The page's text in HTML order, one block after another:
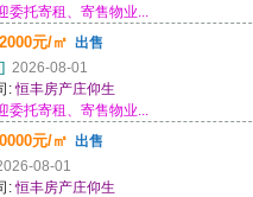
委托寄租、寄售物业...
元/㎡ 出售
2026-08-01
:恒丰房产庄仰生
委托寄租、寄售物业...
元/㎡ 出售
08-01
:恒丰房产庄仰生